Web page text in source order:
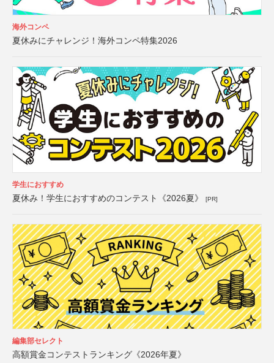
海外コンペ
夏休みにチャレンジ！海外コンペ特集2026
学生におすすめ
夏休み！学生におすすめのコンテスト《2026夏》 [PR]
編集部セレクト
高額賞金コンテストランキング《2026年夏》